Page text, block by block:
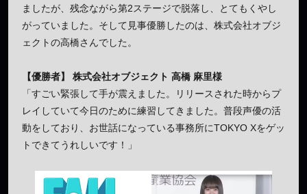
ましたが、残念ながら第2ステージで脱落し、とてもくやし
がっていました。そして見事優勝したのは、株式会社オブジ
ェクトの高橋さんでした。
【優勝者】 株式会社オブジェクト 高橋 麻里様
「すごい緊張して手が震えました。リリースされた時からプ
レイしていて今日のために練習してきました。普段声優の活
動をしており、お世話になっている事務所にTOKYO Xをゲッ
トできてうれしいです！」